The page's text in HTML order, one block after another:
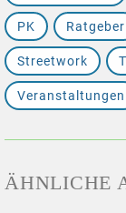
PK Ratgeber
Streetwork
Veranstaltungen
ÄHNLICHE